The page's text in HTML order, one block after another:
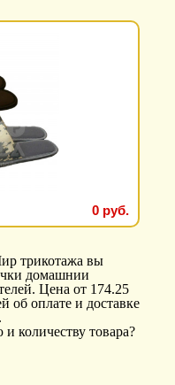
0 руб.
трикотажа вы
домашнии
Цена от 174.25
об оплате и доставке
.
количеству товара?